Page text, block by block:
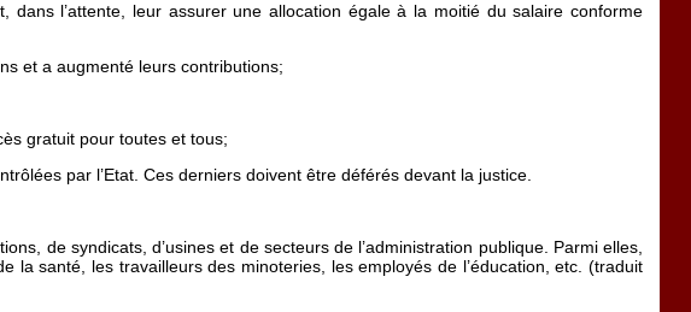
l’attente, leur assurer une allocation égale à la moitié du salaire conforme
et a augmenté leurs contributions;
gratuit pour toutes et tous;
par l’Etat. Ces derniers doivent être déférés devant la justice.
de syndicats, d’usines et de secteurs de l’administration publique. Parmi elles,
la santé, les travailleurs des minoteries, les employés de l’éducation, etc. (traduit